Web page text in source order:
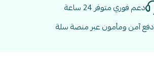
دعم فوري متوفر 24 ساعة
دفع آمن ومأمون عبر منصة سلة